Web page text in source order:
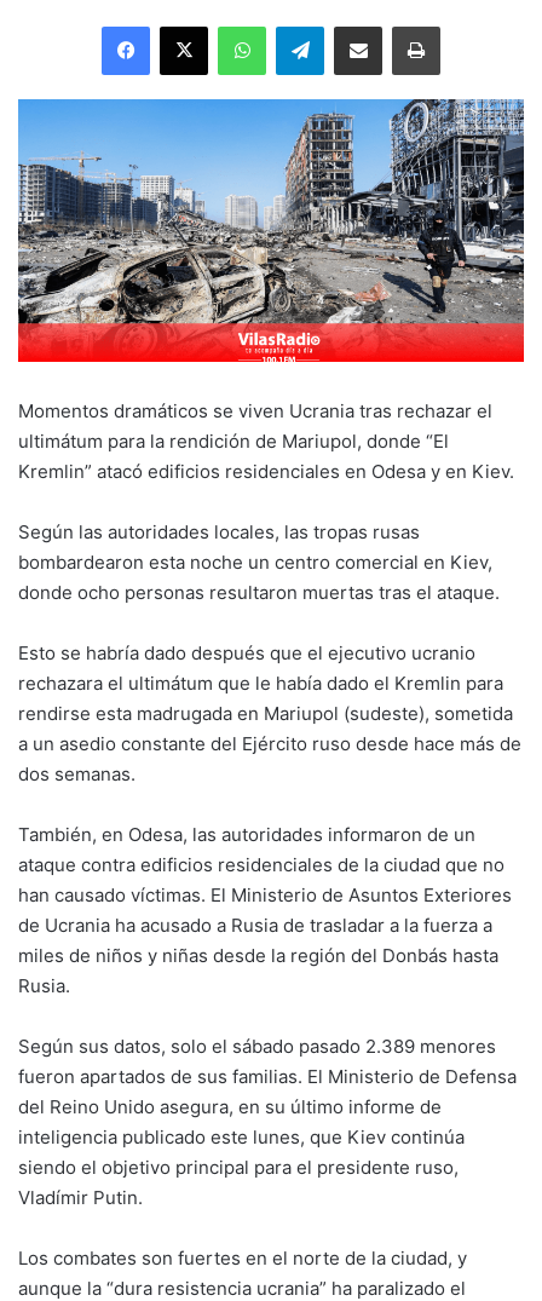
Facebook
X WhatsAppTelegramEnviar vía email Imprimir
Momentos dramáticos se viven Ucrania tras rechazar el
ultimátum para la rendición de Mariupol, donde “El
Kremlin” atacó edificios residenciales en Odesa y en Kiev.
Según las autoridades locales, las tropas rusas
bombardearon esta noche un centro comercial en Kiev,
donde ocho personas resultaron muertas tras el ataque.
Esto se habría dado después que el ejecutivo ucranio
rechazara el ultimátum que le había dado el Kremlin para
rendirse esta madrugada en Mariupol (sudeste), sometida
a un asedio constante del Ejército ruso desde hace más de
dos semanas.
También, en Odesa, las autoridades informaron de un
ataque contra edificios residenciales de la ciudad que no
han causado víctimas. El Ministerio de Asuntos Exteriores
de Ucrania ha acusado a Rusia de trasladar a la fuerza a
miles de niños y niñas desde la región del Donbás hasta
Rusia.
Según sus datos, solo el sábado pasado 2.389 menores
fueron apartados de sus familias. El Ministerio de Defensa
del Reino Unido asegura, en su último informe de
inteligencia publicado este lunes, que Kiev continúa
siendo el objetivo principal para el presidente ruso,
Vladímir Putin.
Los combates son fuertes en el norte de la ciudad, y
aunque la “dura resistencia ucrania” ha paralizado el